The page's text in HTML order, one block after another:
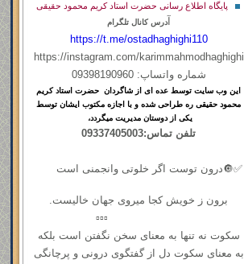
پایگاه اطلاع رسانی حضرت استاد کریم محمود حقیقی
آدرس کانال تلگرام
https://t.me/ostadhaghighi110
https://instagram.com/karimmahmodhaghighi
شماره واتساپ: 09398190960
این وب سایتتوسط عده ای از شاگردان حضرت استاد کریم
محمود حقیقی ره طراحی شده و با اجازه مکتوب ایشان توسط
یکی از دوستان مدیریت میگردد،
تلفن تماس:09337405003
✅🔘درون توست اگر خلوتی وانجمنی است
برون ز خویش کجا میروی جهان خالیست.
▫️▫️▫️
سکوت نه ‌تنها به معنای سخن نگفتن است بلکه
به معنای سکوت دل از گفتگوی درونی و ‌پرچانگی